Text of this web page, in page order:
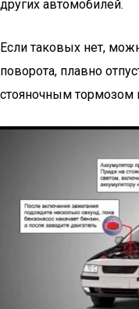
других автомобилей.
Если таковых нет,
поворота, плавно
стояночным тормозом